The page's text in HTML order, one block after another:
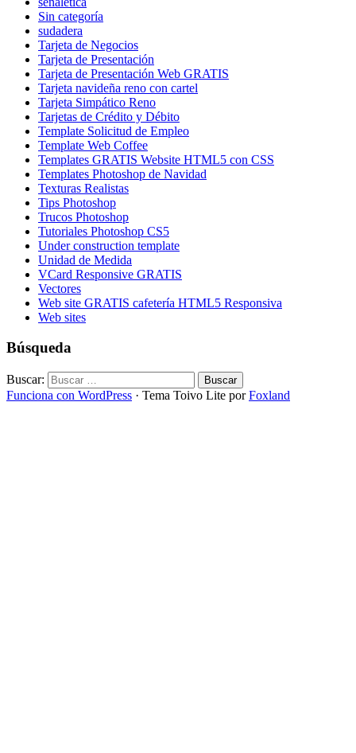
Sin categoría
sudadera
Tarjeta de Negocios
Tarjeta de Presentación
Tarjeta de Presentación Web GRATIS
Tarjeta navideña reno con cartel
Tarjeta Simpático Reno
Tarjetas de Crédito y Débito
Template Solicitud de Empleo
Template Web Coffee
Templates GRATIS Website HTML5 con CSS
Templates Photoshop de Navidad
Texturas Realistas
Tips Photoshop
Trucos Photoshop
Tutoriales Photoshop CS5
Under construction template
Unidad de Medida
VCard Responsive GRATIS
Vectores
Web site GRATIS cafetería HTML5 Responsiva
Web sites
Búsqueda
Buscar:
Funciona con WordPress · Tema Toivo Lite porFoxland